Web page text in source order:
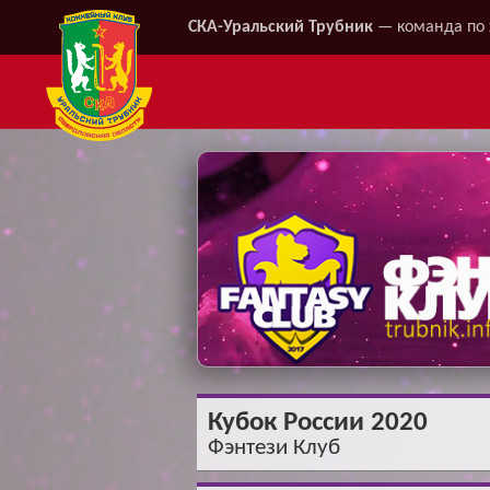
СКА-Уральский Трубник — команда по
Кубок России 2020
Фэнтези Клуб